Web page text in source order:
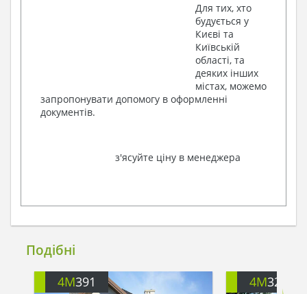
Для тих, хто
будується у
Києві та
Київській
області, та
деяких інших
містах, можемо
запропонувати допомогу в оформленні
документів.
з'ясуйте ціну в менеджера
Подібні
4M391 4M3200